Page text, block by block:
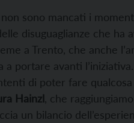
sono mancati i
disuguaglianze che ha
a Trento, che anche
a portare avanti
di poter fare
Hainzl , che
un bilancio